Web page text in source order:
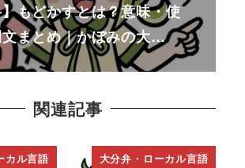
】もどかすとは？意味・使
まとめ｜かぼみの大…
関連記事
カル言語 大分弁・ローカル言語